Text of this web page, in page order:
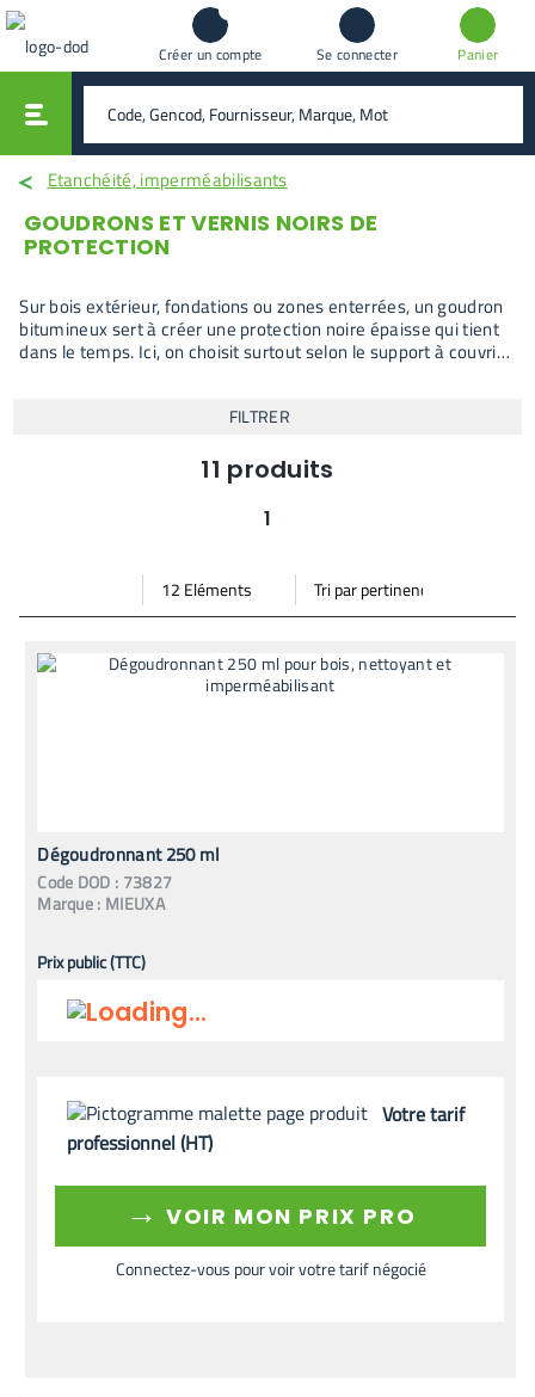
Créer un compte Se connecter Panier
rechercher
Etanchéité, imperméabilisants
GOUDRONS ET VERNIS NOIRS DE
PROTECTION
Sur bois extérieur, fondations ou zones enterrées, un goudron
bitumineux sert à créer une protection noire épaisse qui tient
dans le temps. Ici, on choisit surtout selon le support à couvrir
protéger durablement sans passer sur une étanchéité
FILTRER
11 produits
1
Mode vignette
Mode bande
Par
page
Trier
par
Dégoudronnant 250 ml
Code DOD : 73827
Marque : MIEUXA
Prix public (TTC)
Votre tarif
professionnel (HT)
→ VOIR MON PRIX PRO
Connectez-vous pour voir votre tarif négocié